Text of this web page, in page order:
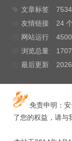
文章标签
友情链接
24 个
网站运行
浏览总量
最后更新
免责申明：
了您的权益，请与